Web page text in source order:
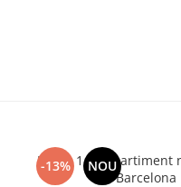
-13% NOU
Penar 1 compartiment neechipat FC
Barcelona